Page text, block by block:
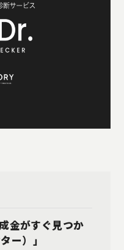
金がすぐ見つか
ー）」